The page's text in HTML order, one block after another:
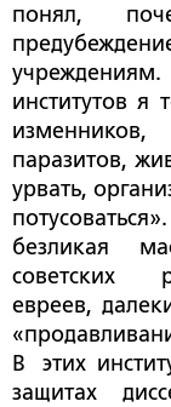
понял,
институтов я
паразитов,
урвать,
безликая
советских
евреев,
В этих
защитах